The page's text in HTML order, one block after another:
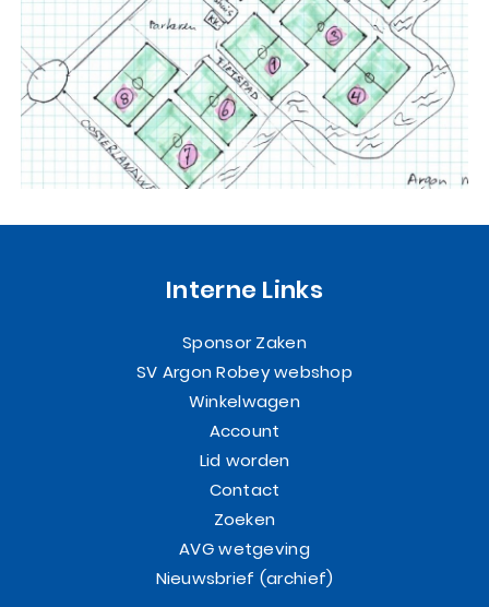
Interne Links
Sponsor Zaken
SV Argon Robey webshop
Winkelwagen
Account
Lid worden
Contact
Zoeken
AVG wetgeving
Nieuwsbrief (archief)